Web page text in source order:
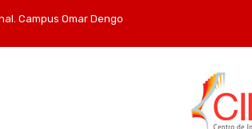
Campus Omar Dengo